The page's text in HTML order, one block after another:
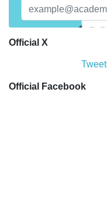
Official X
Official Facebook